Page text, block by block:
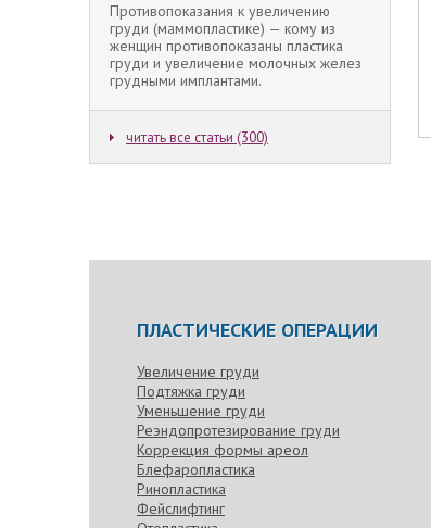
Противопоказания к увеличению
груди (маммопластике) — кому из
женщин противопоказаны пластика
груди и увеличение молочных желез
грудными имплантами.
читать все статьи (300)
ПЛАСТИЧЕСКИЕ ОПЕРАЦИИ
Увеличение груди
Подтяжка груди
Уменьшение груди
Реэндопротезирование груди
Коррекция формы ареол
Блефаропластика
Ринопластика
Фейслифтинг